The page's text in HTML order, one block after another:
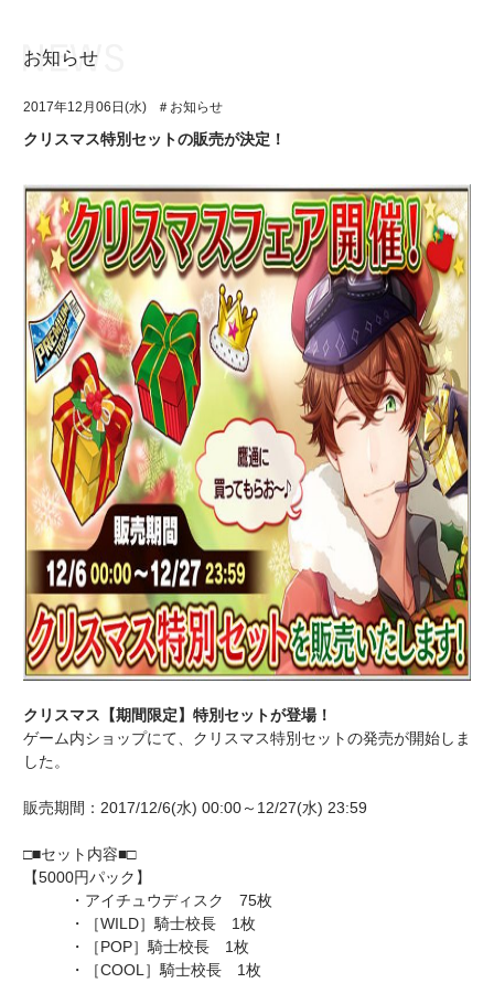
アプリゲーム
イベント・キャンペーン
ミュージック
グッズ・本
ギャラリー
ユニット&キャラクター
アプリゲーム
イベント・キャンペーン
ミュージック
グッズ・本
ギャラリー
お知らせ
2017年12月06日(水) ＃お知らせ
クリスマス特別セットの販売が決定！
クリスマス【期間限定】特別セットが登場！
ゲーム内ショップにて、クリスマス特別セットの発売が開始しま
した。
販売期間：2017/12/6(水) 00:00～12/27(水) 23:59
□■セット内容■□
【5000円パック】
・アイチュウディスク 75枚
・［WILD］騎士校長 1枚
・［POP］騎士校長 1枚
・［COOL］騎士校長 1枚